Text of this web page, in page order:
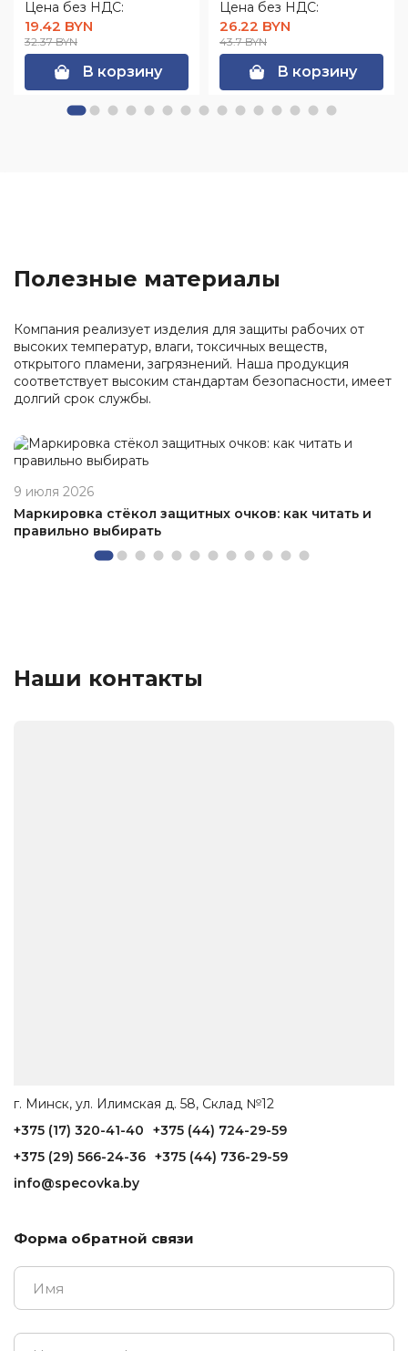
Цена без НДС:
19.42 BYN
32.37 BYN
В корзину
Цена без НДС:
26.22 BYN
43.7 BYN
В корзину
Полезные материалы
Компания реализует изделия для защиты рабочих от
высоких температур, влаги, токсичных веществ,
открытого пламени, загрязнений. Наша продукция
соответствует высоким стандартам безопасности, имеет
долгий срок службы.
9 июля 2026
Маркировка стёкол защитных очков: как читать и
правильно выбирать
Наши контакты
Форма обратной связи
г. Минск, ул. Илимская д. 58, Склад №12
+375 (17) 320-41-40
+375 (44) 724-29-59
+375 (29) 566-24-36 +375 (44) 736-29-59
info@specovka.by